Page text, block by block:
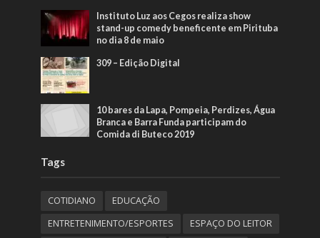
Instituto Luz aos Cegos realiza show
stand-up comedy beneficente em Pirituba
no dia 8 de maio
309 – Edição Digital
10 bares da Lapa, Pompeia, Perdizes, Água
Branca e Barra Funda participam do
Comida di Buteco 2019
Tags
COTIDIANO
EDUCAÇÃO
ENTRETENIMENTO/ESPORTES
ESPAÇO DO LEITOR